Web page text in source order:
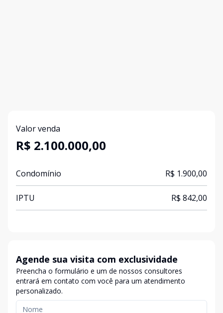
Valor venda
R$ 2.100.000,00
Condomínio R$ 1.900,00
IPTU R$ 842,00
Agende sua visita com exclusividade
Preencha o formulário e um de nossos consultores
entrará em contato com você para um atendimento
personalizado.